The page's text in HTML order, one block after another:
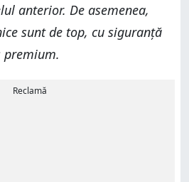
anterior. De asemenea,
sunt de top, cu siguranță
premium.
Reclamă